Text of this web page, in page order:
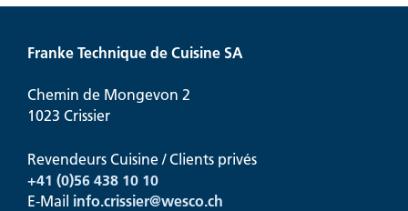
Franke Technique de Cuisine SA
Chemin de Mongevon 2
1023 Crissier
Revendeurs Cuisine / Clients privés
+41 (0)56 438 10 10
E-Mail info.crissier@wesco.ch